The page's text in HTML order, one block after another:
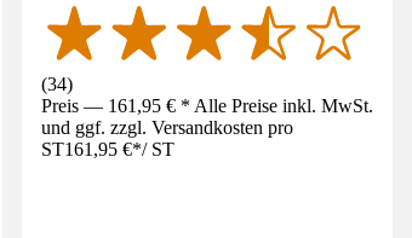
(34)
Preis — 161,95 € * Alle Preise inkl. MwSt.
und ggf. zzgl. Versandkosten pro
ST161,95 €*/ ST